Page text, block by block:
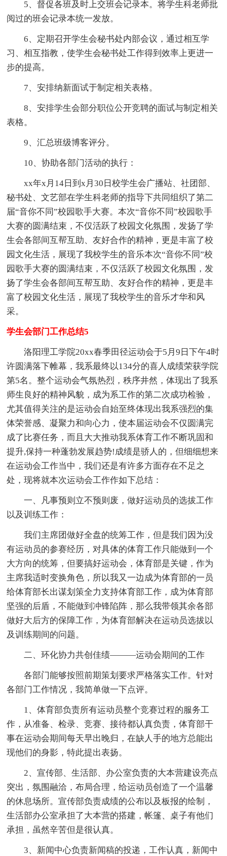
5、督促各班及时上交班会记录本。将学生科老师批
阅过的班会记录本统一发放。
6、定期召开学生会秘书处内部会议，通过相互学
习、相互指教，使学生会秘书处工作得到效率上更进一
步的提高。
7、安排纳新面试于制定相关表格。
8、安排学生会部分职位公开竞聘的面试与制定相关
表格。
9、汇总班级博客评分。
10、协助各部门活动的执行：
xx年x月14日到x月30日校学生会广播站、社团部、
秘书处、文艺部在学生科老师的指导下共同组织了第二
届“音你不同”校园歌手大赛。本次“音你不同”校园歌手
大赛的圆满结束，不仅活跃了校园文化氛围，发扬了学
生会各部间互帮互助、友好合作的精神，更是丰富了校
园文化生活，展现了我校学生的音乐本次“音你不同”校
园歌手大赛的圆满结束，不仅活跃了校园文化氛围，发
扬了学生会各部间互帮互助、友好合作的精神，更是丰
富了校园文化生活，展现了我校学生的音乐才华和风
采。
学生会部门工作总结5
洛阳理工学院20xx春季田径运动会于5月9日下午4时
许圆满落下帷幕，我系最终以134分的喜人成绩荣获学院
第5名。整个运动会气氛热烈，秩序井然，体现出了我系
师生良好的精神风貌，成为系工作的第二次成功检验，
尤其值得关注的是运动会自始至终体现出我系强烈的集
体荣誉感、凝聚力和向心力，使本届运动会不仅圆满完
成了比赛任务，而且大大推动我系体育工作不断巩固和
提升,保持一种蓬勃发展趋势!成绩是骄人的，但细细想来
在运动会工作当中，我们还是有许多方面存在不足之
处，现将就本次运动会工作作如下总结：
一、凡事预则立不预则废，做好运动员的选拔工作
以及训练工作：
我们主席团做好全盘的统筹工作，但是我们因为没
有运动员的参赛经历，对具体的体育工作只能做到一个
大方向的统筹，但要搞好运动会，体育部是关键，作为
主席我适时变换角色，所以我又一边成为体育部的一员
给体育部长出谋划策全力支持体育部工作，成为体育部
坚强的后盾，不能做到冲锋陷阵，那么我带领其余各部
做好大后方的保障工作，为体育部解决在运动员选拔以
及训练期间的问题。
二、环化协力共创佳绩———运动会期间的工作
各部门能够按照前期策划要求严格落实工作。针对
各部门工作情况，我简单做一下点评。
1、体育部负责所有运动员整个竞赛过程的服务工
作，从准备、检录、竞赛、接待都认真负责，体育部干
事在运动会期间每天早出晚归，在缺人手的地方总能出
现他们的身影，特此提出表扬。
2、宣传部、生活部、办公室负责的大本营建设亮点
突出，氛围融洽，布局合理，给运动员创造了一个温馨
的休息场所。宣传部负责成绩的公布以及板报的绘制，
生活部办公室承担了大本营的搭建，帐篷、桌子有他们
承担，虽然辛苦但是很认真。
3、新闻中心负责新闻稿的投递，工作认真，新闻中